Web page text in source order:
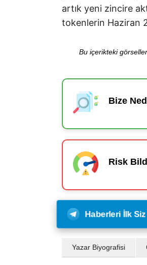
artık yeni zincire
tokenlerin Haziran
Bu içerikteki
Bize
Risk
Haberleri İlk
Yazar Biyografisi